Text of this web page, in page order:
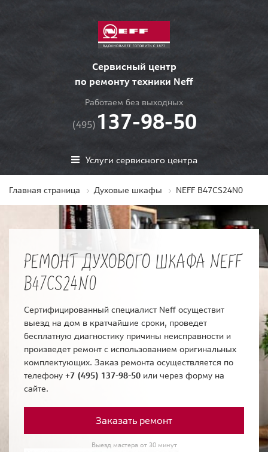
Сервисный центр
по ремонту техники Neff
Работаем без выходных
(495) 137-98-50
Услуги сервисного центра
Главная страница Духовые шкафы NEFF B47CS24N0
РЕМОНТ ДУХОВОГО ШКАФА NEFF
B47CS24N0
Сертифицированный специалист Neff осуществит
выезд на дом в кратчайшие сроки, проведет
бесплатную диагностику причины неисправности и
произведет ремонт с использованием оригинальных
комплектующих. Заказ ремонта осуществляется по
телефону +7 (495) 137-98-50 или через форму на
сайте.
Заказать ремонт
Выезд мастера от 30 минут